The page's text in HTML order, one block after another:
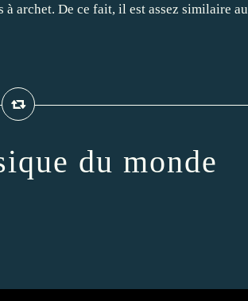
archet. De ce fait, il est assez similaire au
du monde